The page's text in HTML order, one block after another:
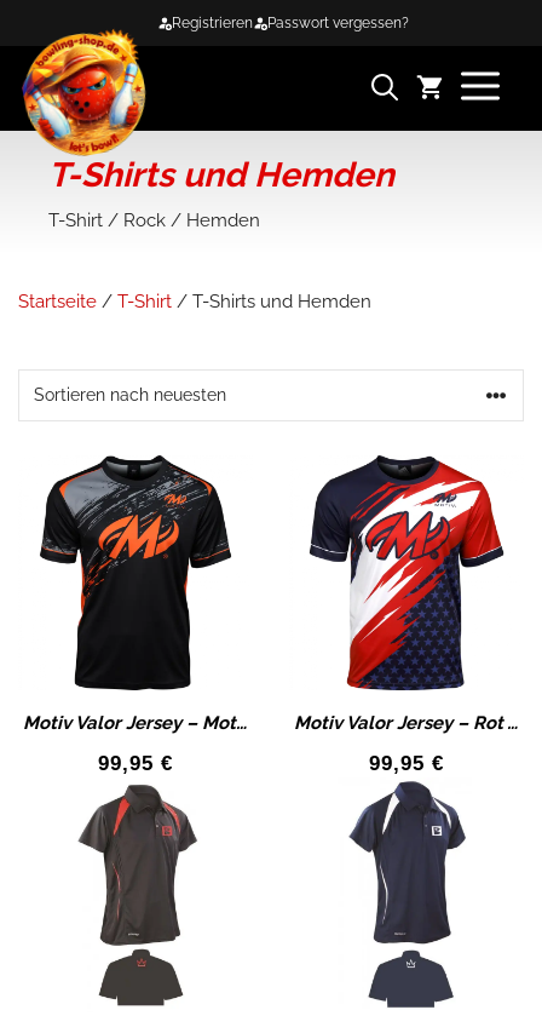
springen
Registrieren Passwort vergessen?
T-Shirts und Hemden
T-Shirt / Rock / Hemden
Startseite / T-Shirt / T-Shirts und Hemden
Motiv Valor Jersey – Motiv Crush Jersey – Schwarz/Orange Bekleidung
99,95 €
Motiv Valor Jersey – Rot Weiß Blau T-Shirt – Bekleidung
99,95 €